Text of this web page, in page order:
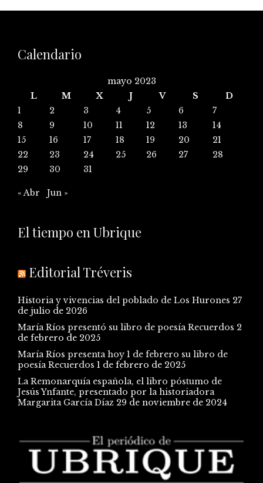
Calendario
mayo 2023
L
M X J V S
D
1
2 3 4 5 6
7
8
9 10 11 12 13
14
15
16 17 18 19 20
21
22
23 24 25 26 27
28
29
30 31
« Abr Jun »
El tiempo en Ubrique
Editorial Tréveris
Historia y vivencias del poblado de Los Hurones 27
de julio de 2026
María Ríos presentó su libro de poesía Recuerdos 2
de febrero de 2025
María Ríos presenta hoy 1 de febrero su libro de
poesía Recuerdos 1 de febrero de 2025
La Remonarquía española, el libro póstumo de
Jesús Ynfante, presentado por la historiadora
Margarita García Díaz 29 de noviembre de 2024